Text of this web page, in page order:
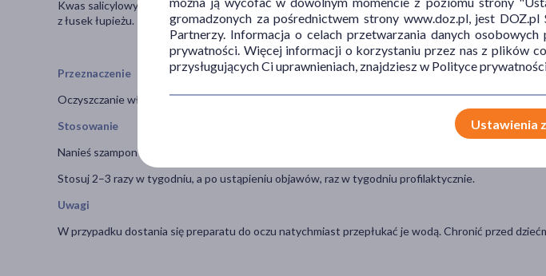
Kwas salicylowy – wykazuje działanie złuszczające, ułatwiającym usuwanie martwych komórek
z łusek łupieżu.
Przeznaczenie
Oczyszczanie włosów i normalnej lub przetłuszczającej się skóry głowy w przypadku
Stosowanie
Nanieś szampon na zwilżone włosy i skórę głowy. Pozostaw na 2 minuty, wmasuj i spłucz.
Stosuj 2–3 razy w tygodniu, a po ustąpieniu objawów, raz w tygodniu profilaktycznie.
Uwagi
W przypadku dostania się preparatu do oczu natychmiast przepłukać je wodą. Chronić przed
gromadzonych za pośrednictwem strony www.doz.pl, jest
Partnerzy. Informacja o celach przetwarzania danych
prywatności. Więcej informacji o korzystaniu przez nas z plików
przysługujących Ci uprawnieniach, znajdziesz w Polityce
Ustawienia